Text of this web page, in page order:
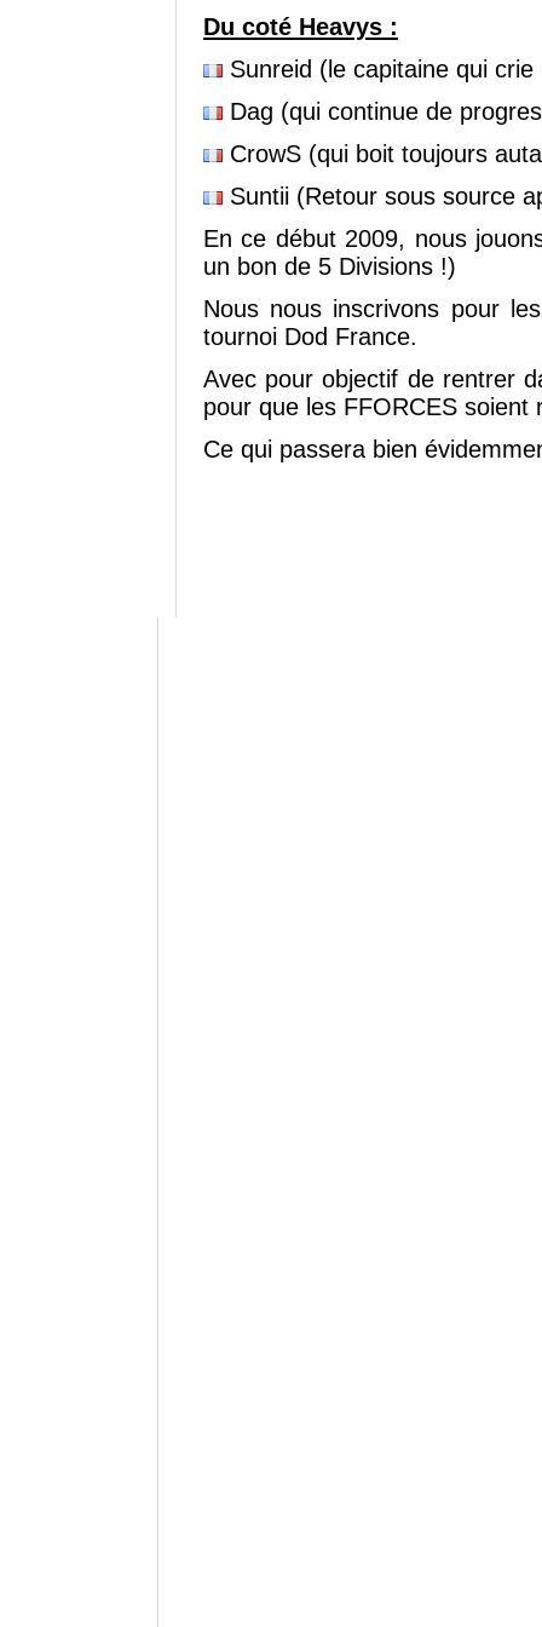
Du coté Heavys :
Sunreid (le capitaine qui crie
Dag (qui continue de
CrowS (qui boit toujours
Suntii (Retour sous source
En ce début 2009, nous
un bon de 5 Divisions !)
Nous nous inscrivons pour
tournoi Dod France.
Avec pour objectif de rentrer
pour que les FFORCES soient
Ce qui passera bien